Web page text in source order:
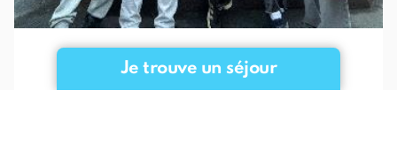
Je trouve un séjour